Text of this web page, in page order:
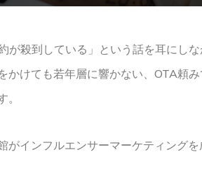
が殺到している」という話を耳に
かけても若年層に響かない、OTA頼
がインフルエンサーマーケティング